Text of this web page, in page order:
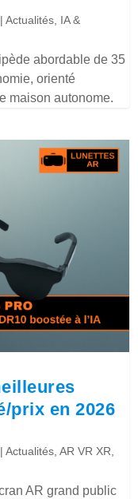
|Actualités, IA &
abordable de 35
orienté
maison autonome.
prix en 2026
|Actualités,AR VR XR,
AR grand public